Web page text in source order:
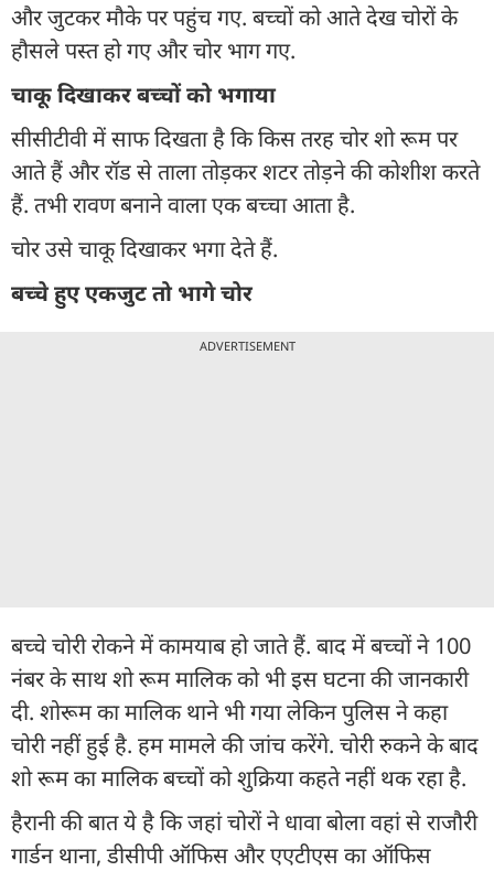
और जुटकर मौके पर पहुंच गए. बच्चों को आते देख चोरों के
हौसले पस्त हो गए और चोर भाग गए.
चाकू दिखाकर बच्चों को भगाया
सीसीटीवी में साफ दिखता है कि किस तरह चोर शो रूम पर
आते हैं और रॉड से ताला तोड़कर शटर तोड़ने की कोशीश करते
हैं. तभी रावण बनाने वाला एक बच्चा आता है.
चोर उसे चाकू दिखाकर भगा देते हैं.
बच्चे हुए एकजुट तो भागे चोर
ADVERTISEMENT
बच्चे चोरी रोकने में कामयाब हो जाते हैं. बाद में बच्चों ने 100
नंबर के साथ शो रूम मालिक को भी इस घटना की जानकारी
दी. शोरूम का मालिक थाने भी गया लेकिन पुलिस ने कहा
चोरी नहीं हुई है. हम मामले की जांच करेंगे. चोरी रुकने के बाद
शो रूम का मालिक बच्चों को शुक्रिया कहते नहीं थक रहा है.
हैरानी की बात ये है कि जहां चोरों ने धावा बोला वहां से राजौरी
गार्डन थाना, डीसीपी ऑफिस और एएटीएस का ऑफिस